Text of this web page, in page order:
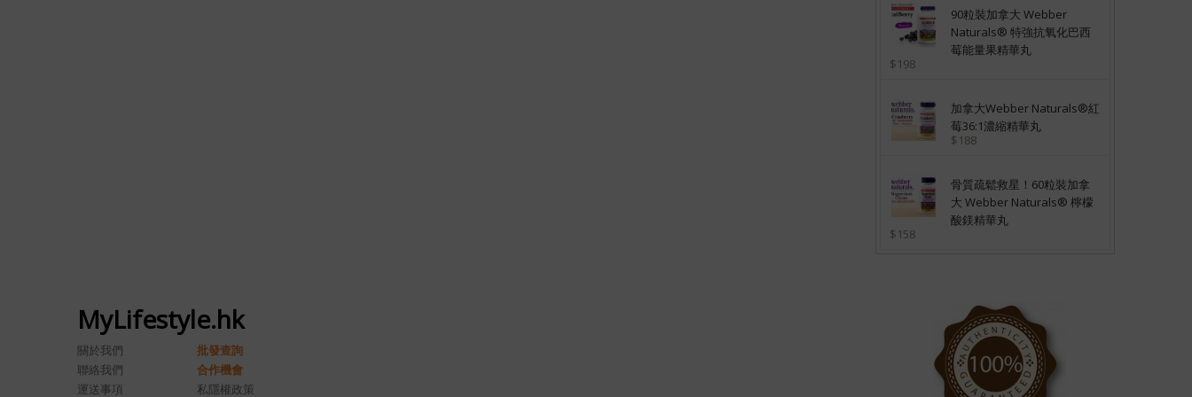
90粒裝加拿大 Webber
Naturals® 特強抗氧化巴西
莓能量果精華丸
$198
加拿大Webber Naturals®紅
莓36:1濃縮精華丸
$188
骨質疏鬆救星！60粒裝加拿
大 Webber Naturals® 檸檬
酸鎂精華丸
$158
MyLifestyle.hk
關於我們
批發查詢
聯絡我們
合作機會
運送事項
私隱權政策